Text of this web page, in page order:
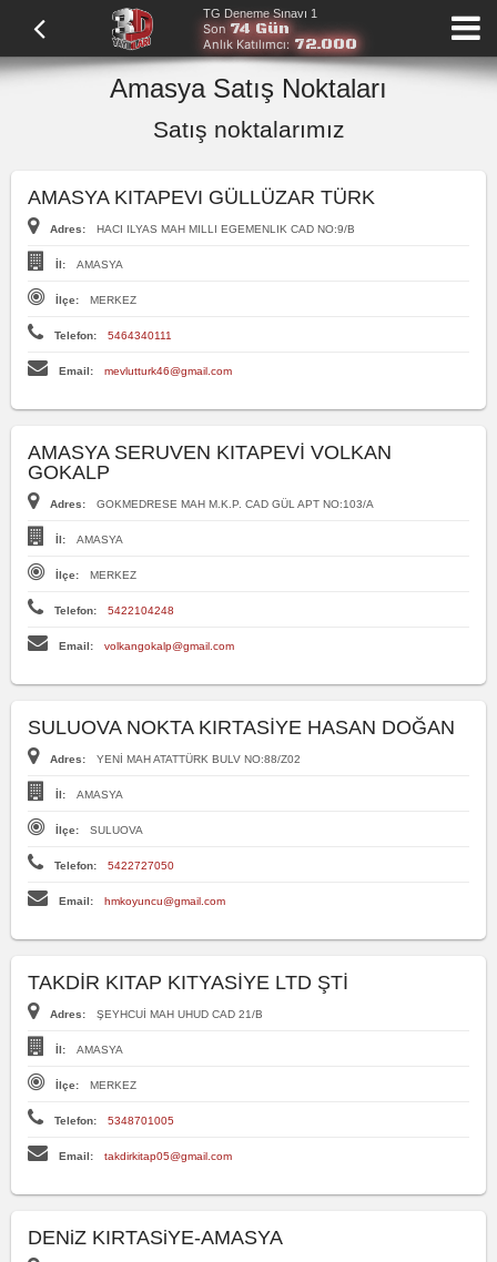
TG Deneme Sınavı 1
Son 74 Gün
Anlık Katılımcı: 72.000
Amasya Satış Noktaları
Satış noktalarımız
AMASYA KITAPEVI GÜLLÜZAR TÜRK
Adres: HACI ILYAS MAH MILLI EGEMENLIK CAD NO:9/B
İl: AMASYA
İlçe: MERKEZ
Telefon: 5464340111
Email: mevlutturk46@gmail.com
AMASYA SERUVEN KITAPEVİ VOLKAN
GOKALP
Adres: GOKMEDRESE MAH M.K.P. CAD GÜL APT NO:103/A
İl: AMASYA
İlçe: MERKEZ
Telefon: 5422104248
Email: volkangokalp@gmail.com
SULUOVA NOKTA KIRTASİYE HASAN DOĞAN
Adres: YENİ MAH ATATTÜRK BULV NO:88/Z02
İl: AMASYA
İlçe: SULUOVA
Telefon: 5422727050
Email: hmkoyuncu@gmail.com
TAKDİR KITAP KITYASİYE LTD ŞTİ
Adres: ŞEYHCUİ MAH UHUD CAD 21/B
İl: AMASYA
İlçe: MERKEZ
Telefon: 5348701005
Email: takdirkitap05@gmail.com
DENiZ KIRTASiYE-AMASYA